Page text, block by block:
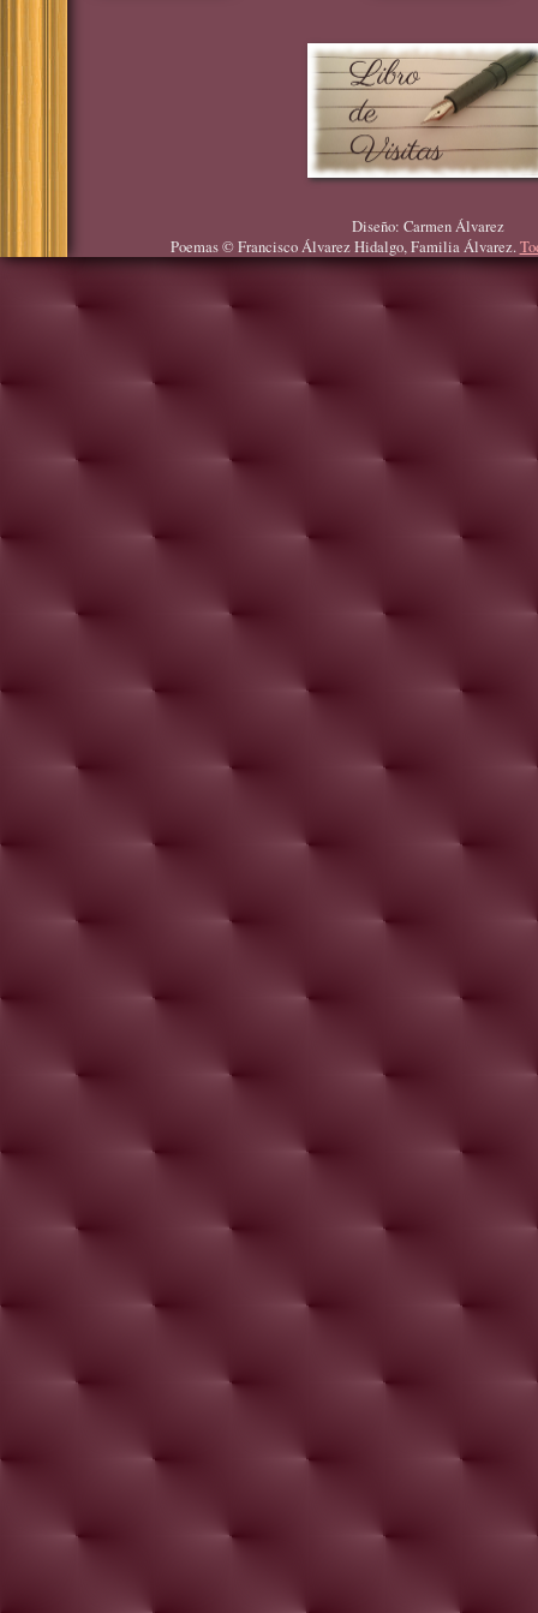
Diseño: Carmen Álvarez
Poemas © Francisco Álvarez Hidalgo, Familia Álvarez.